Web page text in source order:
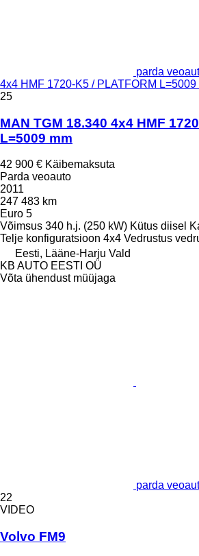
parda
4x4 HMF 1720-K5 / PLATFORM L=5009
25
MAN TGM 18.340 4x4 HMF
L=5009 mm
42 900 € Käibemaksuta
Parda veoauto
2011
247 483 km
Euro 5
Võimsus 340 h.j. (250 kW) Kütus diisel
Telje konfiguratsioon 4x4 Vedrustus
Eesti, Lääne-Harju Vald
KB AUTO EESTI OÜ
Võta ühendust müüjaga
parda
22
VIDEO
Volvo FM9